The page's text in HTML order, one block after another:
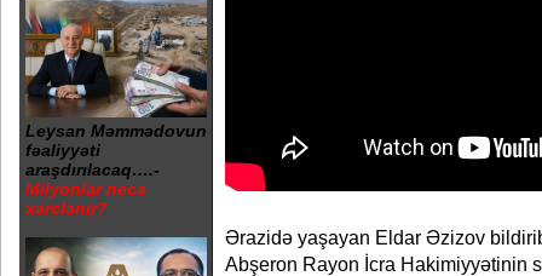
Leysan Məmmədovun
fəaliyyəti
araşdırılacaq….-
Milyonlar necə
xərclənir?
Ərazidə yaşayan Eldar Əzizov
Abşeron Rayon İcra Hakimiyyətinin